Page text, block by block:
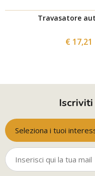
Travasatore
€ 17,21
Seleziona i tuoi